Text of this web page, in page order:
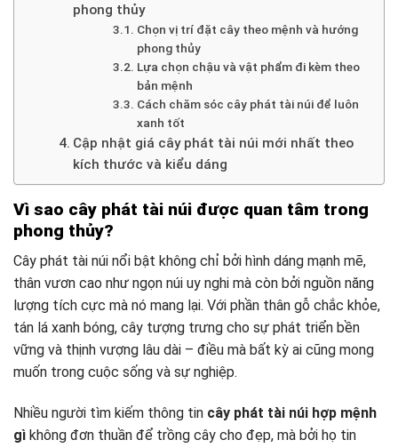
phong thủy
Chọn vị trí đặt cây theo mệnh và hướng
phong thủy
Lựa chọn chậu và vật phẩm đi kèm theo
bản mệnh
Cách chăm sóc cây phát tài núi để luôn
xanh tốt
Cập nhật giá cây phát tài núi mới nhất theo
kích thước và kiểu dáng
Vì sao cây phát tài núi được quan tâm trong
phong thủy?
Cây phát tài núi nổi bật không chỉ bởi hình dáng mạnh mẽ,
thân vươn cao như ngọn núi uy nghi mà còn bởi nguồn năng
lượng tích cực mà nó mang lại. Với phần thân gỗ chắc khỏe,
tán lá xanh bóng, cây tượng trưng cho sự phát triển bền
vững và thịnh vượng lâu dài – điều mà bất kỳ ai cũng mong
muốn trong cuộc sống và sự nghiệp.
Nhiều người tìm kiếm thông tin cây phát tài núi hợp mệnh
gì không đơn thuần để trồng cây cho đẹp, mà bởi họ tin